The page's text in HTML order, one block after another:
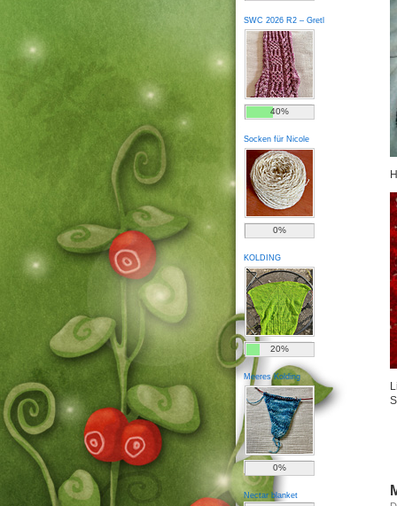
SWC 2026 R2 – Gretl
40%
Socken für Nicole
0%
KOLDING
20%
Meeres Kolding
0%
Nectar blanket